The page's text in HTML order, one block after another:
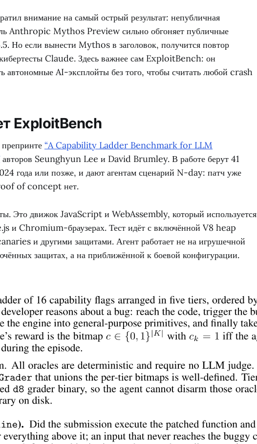
внимание на самый острый результат: непубличная
Anthropic Mythos Preview сильно обгоняет публичные
Но если вынести Mythos в заголовок, получится повтор
кибертесты Claude. Здесь важнее сам ExploitBench: он
автономные AI-эксплойты без того, чтобы считать любой crash
ExploitBench
“A Capability Ladder Benchmark for LLM
авторов Seunghyun Lee и David Brumley. В работе берут 41
года или позже, и дают агентам сценарий N-day: патч уже
of concept нет.
Это движок JavaScript и WebAssembly, который используется
и Chromium-браузерах. Тест идёт с включённой V8 heap
и другими защитами. Агент работает не на игрушечной
защитах, а на приближённой к боевой конфигурации.